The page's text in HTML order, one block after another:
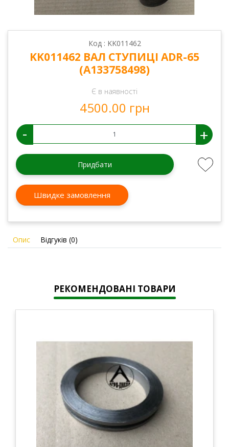
Код : KK011462
KK011462 ВАЛ СТУПИЦІ ADR-65
(A133758498)
Є в наявності
4500.00 грн
- +
Придбати
Швидке замовлення
Опис Відгуків (0)
РЕКОМЕНДОВАНІ ТОВАРИ